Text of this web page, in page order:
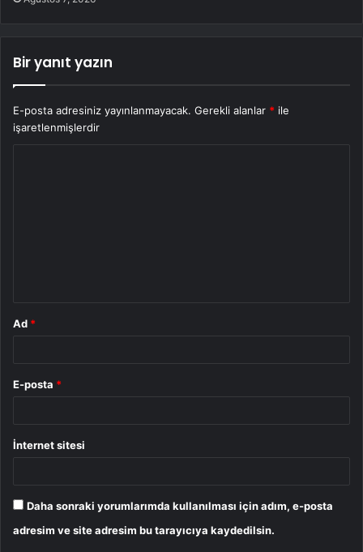
Bir yanıt yazın
E-posta adresiniz yayınlanmayacak. Gerekli alanlar * ile
işaretlenmişlerdir
Ad *
E-posta *
İnternet sitesi
Daha sonraki yorumlarımda kullanılması için adım, e-posta
adresim ve site adresim bu tarayıcıya kaydedilsin.